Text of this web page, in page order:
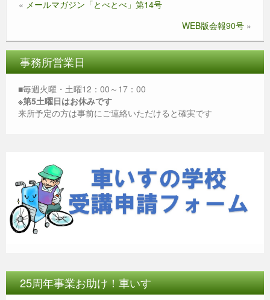
o
k
g p
« メールマガジン「とべとべ」第14号
WEB版会報90号 »
事務所営業日
■毎週火曜・土曜12：00～17：00
※第5土曜日はお休みです
来所予定の方は事前にご連絡いただけると確実です
25周年事業お助け！車いす